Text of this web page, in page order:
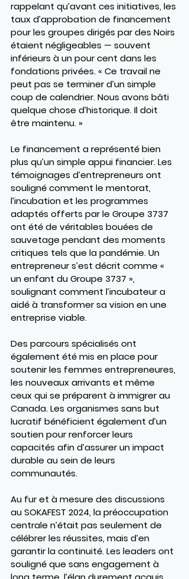
rappelant qu’avant ces initiatives, les
taux d’approbation de financement
pour les groupes dirigés par des Noirs
étaient négligeables — souvent
inférieurs à un pour cent dans les
fondations privées. « Ce travail ne
peut pas se terminer d’un simple
coup de calendrier. Nous avons bâti
quelque chose d’historique. Il doit
être maintenu. »
Le financement a représenté bien
plus qu’un simple appui financier. Les
témoignages d’entrepreneurs ont
souligné comment le mentorat,
l’incubation et les programmes
adaptés offerts par le Groupe 3737
ont été de véritables bouées de
sauvetage pendant des moments
critiques tels que la pandémie. Un
entrepreneur s’est décrit comme «
un enfant du Groupe 3737 »,
soulignant comment l’incubateur a
aidé à transformer sa vision en une
entreprise viable.
Des parcours spécialisés ont
également été mis en place pour
soutenir les femmes entrepreneures,
les nouveaux arrivants et même
ceux qui se préparent à immigrer au
Canada. Les organismes sans but
lucratif bénéficient également d’un
soutien pour renforcer leurs
capacités afin d’assurer un impact
durable au sein de leurs
communautés.
Au fur et à mesure des discussions
au SOKAFEST 2024, la préoccupation
centrale n’était pas seulement de
célébrer les réussites, mais d’en
garantir la continuité. Les leaders ont
souligné que sans engagement à